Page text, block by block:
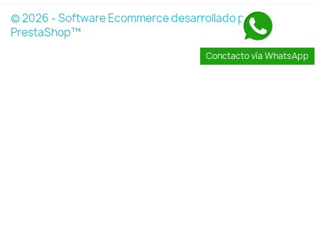
© 2026 - Software Ecommerce desarrollado por
PrestaShop™
Conctacto vía WhatsApp